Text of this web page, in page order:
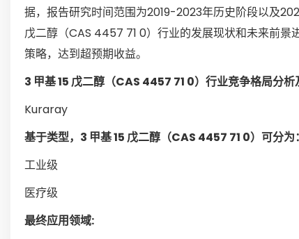
据，报告研究时间范围为2019-2023年历史阶段以及
戊二醇（CAS 4457 71 0）行业的发展现状和未来前
策略，达到超预期收益。
3 甲基 15 戊二醇（CAS 4457 71 0）行业竞争格局分析
Kuraray
基于类型，3 甲基 15 戊二醇（CAS 4457 71 0）可分为：
工业级
医疗级
最终应用领域: